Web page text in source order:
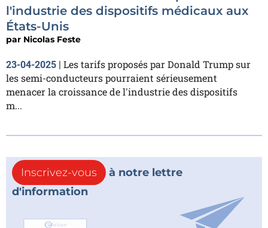
l'industrie des dispositifs médicaux aux
États-Unis
par Nicolas Feste
23-04-2025 | Les tarifs proposés par Donald Trump sur
les semi-conducteurs pourraient sérieusement
menacer la croissance de l'industrie des dispositifs
m...
Inscrivez-vous
à notre lettre
d'information